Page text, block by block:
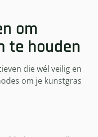
om
te houden
die wél veilig en
om je kunstgras